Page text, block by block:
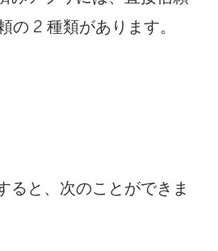
の 2 種類があります。
ると、次のことができま